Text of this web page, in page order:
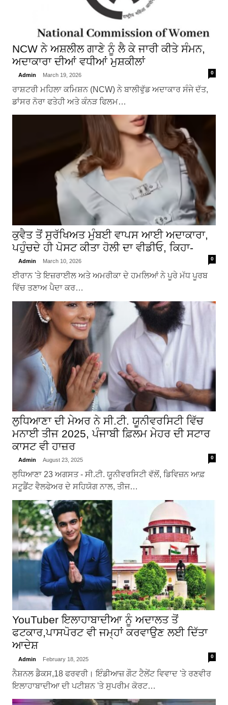
NCW ਨੇ ਅਸ਼ਲੀਲ ਗਾਣੇ ਨੂੰ ਲੈ ਕੇ ਜਾਰੀ ਕੀਤੇ ਸੰਮਨ,
ਅਦਾਕਾਰਾ ਦੀਆਂ ਵਧੀਆਂ ਮੁਸ਼ਕੀਲਾਂ
Admin March 19, 2026 0
ਰਾਸ਼ਟਰੀ ਮਹਿਲਾ ਕਮਿਸ਼ਨ (NCW) ਨੇ ਬਾਲੀਵੁੱਡ ਅਦਾਕਾਰ ਸੰਜੇ ਦੱਤ,
ਡਾਂਸਰ ਨੋਰਾ ਫਤੇਹੀ ਅਤੇ ਕੰਨੜ ਫਿਲਮ…
ਕੁਵੈਤ ਤੋਂ ਸੁਰੱਖਿਅਤ ਮੁੰਬਈ ਵਾਪਸ ਆਈ ਅਦਾਕਾਰਾ,
ਪਹੁੰਚਦੇ ਹੀ ਪੋਸਟ ਕੀਤਾ ਹੋਲੀ ਦਾ ਵੀਡੀਓ, ਕਿਹਾ-
Admin March 10, 2026 0
ਈਰਾਨ 'ਤੇ ਇਜ਼ਰਾਈਲ ਅਤੇ ਅਮਰੀਕਾ ਦੇ ਹਮਲਿਆਂ ਨੇ ਪੂਰੇ ਮੱਧ ਪੂਰਬ
ਵਿੱਚ ਤਣਾਅ ਪੈਦਾ ਕਰ…
ਲੁਧਿਆਣਾ ਦੀ ਮੇਅਰ ਨੇ ਸੀ.ਟੀ. ਯੂਨੀਵਰਸਿਟੀ ਵਿੱਚ
ਮਨਾਈ ਤੀਜ 2025, ਪੰਜਾਬੀ ਫ਼ਿਲਮ ਮੇਹਰ ਦੀ ਸਟਾਰ
ਕਾਸਟ ਵੀ ਹਾਜ਼ਰ
Admin August 23, 2025 0
ਲੁਧਿਆਣਾ 23 ਅਗਸਤ - ਸੀ.ਟੀ. ਯੂਨੀਵਰਸਿਟੀ ਵੱਲੋਂ, ਡਿਵਿਜ਼ਨ ਆਫ਼
ਸਟੂਡੈਂਟ ਵੈਲਫੇਅਰ ਦੇ ਸਹਿਯੋਗ ਨਾਲ, ਤੀਜ…
YouTuber ਇਲਾਹਾਬਾਦੀਆ ਨੂੰ ਅਦਾਲਤ ਤੋਂ
ਫਟਕਾਰ,ਪਾਸਪੋਰਟ ਵੀ ਜਮ੍ਹਾਂ ਕਰਵਾਉਣ ਲਈ ਦਿੱਤਾ
ਆਦੇਸ਼
Admin February 18, 2025 0
ਨੈਸ਼ਨਲ ਡੈਕਸ,18 ਫਰਵਰੀ। ਇੰਡੀਆਜ਼ ਗੌਟ ਟੈਲੇਂਟ ਵਿਵਾਦ 'ਤੇ ਰਣਵੀਰ
ਇਲਾਹਾਬਾਦੀਆ ਦੀ ਪਟੀਸ਼ਨ 'ਤੇ ਸੁਪਰੀਮ ਕੋਰਟ…